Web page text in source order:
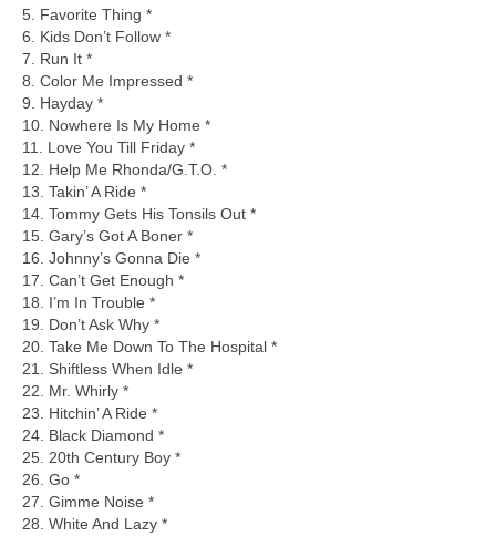
5. Favorite Thing *
6. Kids Don’t Follow *
7. Run It *
8. Color Me Impressed *
9. Hayday *
10. Nowhere Is My Home *
11. Love You Till Friday *
12. Help Me Rhonda/G.T.O. *
13. Takin’ A Ride *
14. Tommy Gets His Tonsils Out *
15. Gary’s Got A Boner *
16. Johnny’s Gonna Die *
17. Can’t Get Enough *
18. I’m In Trouble *
19. Don’t Ask Why *
20. Take Me Down To The Hospital *
21. Shiftless When Idle *
22. Mr. Whirly *
23. Hitchin’ A Ride *
24. Black Diamond *
25. 20th Century Boy *
26. Go *
27. Gimme Noise *
28. White And Lazy *